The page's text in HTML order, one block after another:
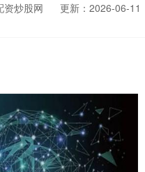
资炒股网
更新：2026-06-11